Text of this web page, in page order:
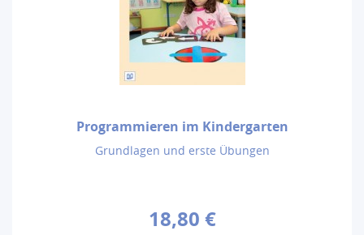
Programmieren im Kindergarten
Grundlagen und erste Übungen
18,80 €